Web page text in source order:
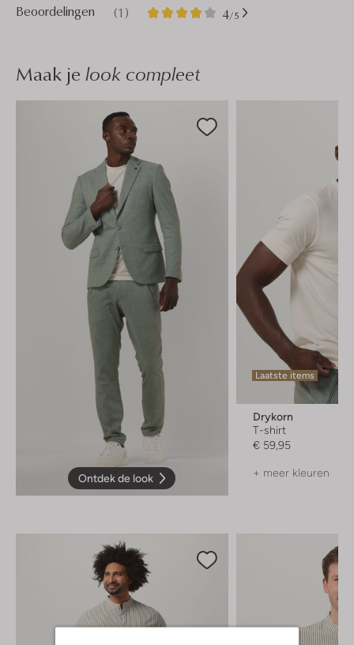
Beoordelingen (1) 4/5
1
4
Maak je look compleet
Ontdek de look
Laatste items
Drykorn
T-shirt
€ 59,95
+ meer kleuren